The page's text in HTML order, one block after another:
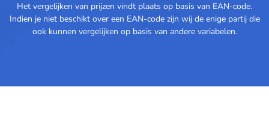
Het vergelijken van prijzen vindt plaats op basis van EAN-code.
Indien je niet beschikt over een EAN-code zijn wij de enige partij die
ook kunnen vergelijken op basis van andere variabelen.